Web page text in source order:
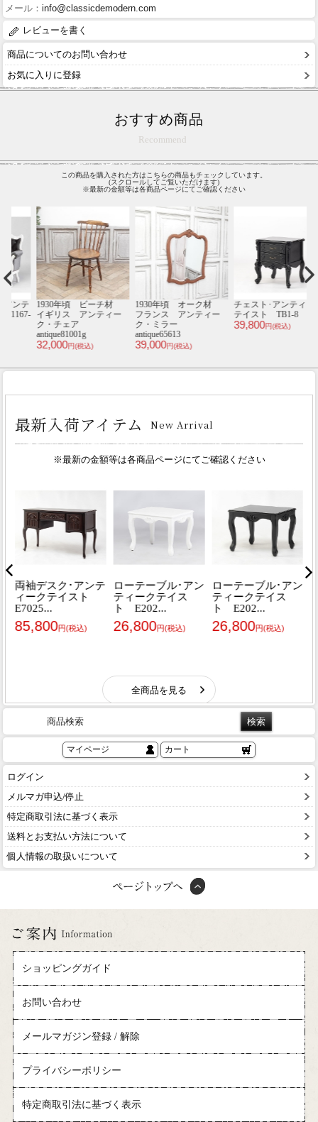
メール： info@classicdemodern.com
レビューを書く
商品についてのお問い合わせ
お気に入りに登録
おすすめ商品
Recommend
この商品を購入された方はこちらの商品もチェックしています。
(スクロールしてご覧いただけます)
※最新の金額等は各商品ページにてご確認ください
1930年頃 ビーチ材
イギリス アンティー
ク・チェア
antique81001g
32,000円(税込)
1930年頃 オーク材
フランス アンティー
ク・ミラー
antique65613
39,000円(税込)
チェスト･アンティーク
テイスト TB1-8
39,800円(税込)
商品検索
マイページ カート
ログイン
メルマガ申込/停止
特定商取引法に基づく表示
送料とお支払い方法について
個人情報の取扱いについて
ショッピングガイド
お問い合わせ
メールマガジン登録 / 解除
プライバシーポリシー
特定商取引法に基づく表示